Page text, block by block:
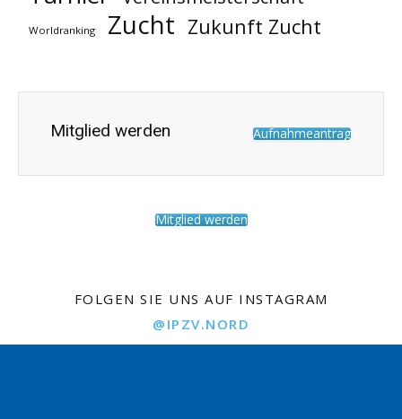
Worldranking Zucht Zukunft Zucht
Mitglied werden Aufnahmeantrag
Mitglied werden
FOLGEN SIE UNS AUF INSTAGRAM
@IPZV.NORD